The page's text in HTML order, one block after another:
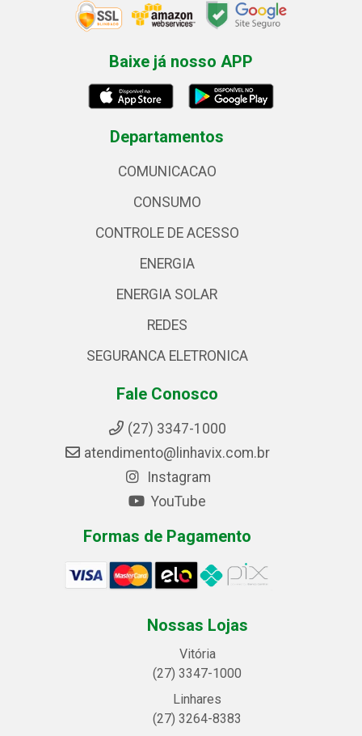
Baixe já nosso APP
Departamentos
COMUNICACAO
CONSUMO
CONTROLE DE ACESSO
ENERGIA
ENERGIA SOLAR
REDES
SEGURANCA ELETRONICA
Fale Conosco
(27) 3347-1000
atendimento@linhavix.com.br
Instagram
YouTube
Formas de Pagamento
Nossas Lojas
Vitória
(27) 3347-1000
Linhares
(27) 3264-8383